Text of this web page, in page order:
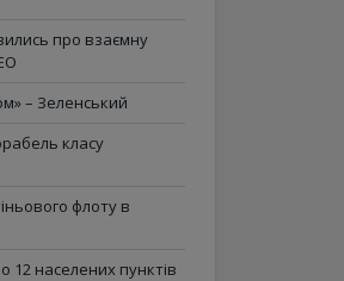
про взаємну
– Зеленський
класу
флоту в
12 населених пунктів